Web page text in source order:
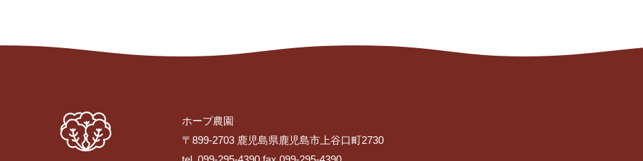
ホープ農園
〒899-2703 鹿児島県鹿児島市上谷口町2730